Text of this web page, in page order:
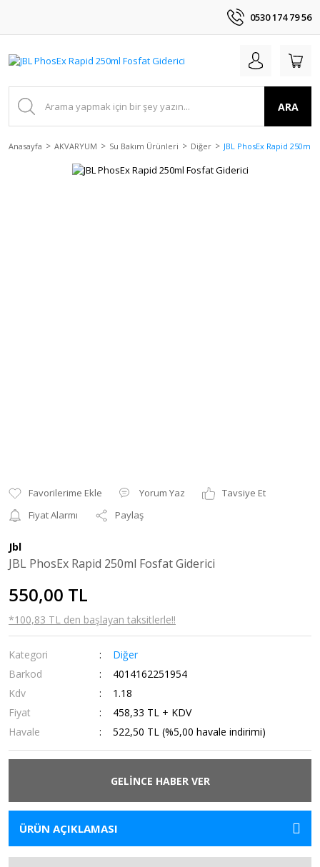
0530 174 79 56
ARA
Anasayfa AKVARYUM Su Bakım Ürünleri Diğer JBL PhosEx Rapid 250ml
Yorum Yaz
Tavsiye Et
Fiyat Alarmı
Paylaş
Jbl
JBL PhosEx Rapid 250ml Fosfat Giderici
550,00 TL
*100,83 TL den başlayan taksitlerle!!
Kategori
Diğer
Barkod
4014162251954
Kdv
1.18
Fiyat
458,33 TL + KDV
Havale
522,50 TL (%5,00 havale indirimi)
GELİNCE HABER VER
ÜRÜN AÇIKLAMASI